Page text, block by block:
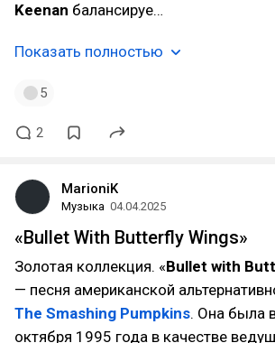
Keenan балансируе…
Показать полностью
5
2
MarioniK
Музыка 04.04.2025
«Bullet With Butterfly Wings»
Золотая коллекция. «Bullet with
— песня американской
The Smashing Pumpkins. Она была
октября 1995 года в качестве